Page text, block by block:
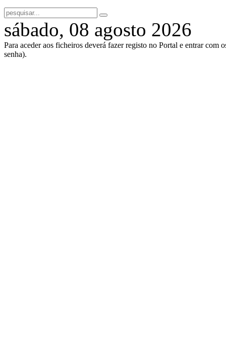
sábado, 08 agosto 2026
Para aceder aos ficheiros deverá fazer registo no Portal e entrar com
senha).